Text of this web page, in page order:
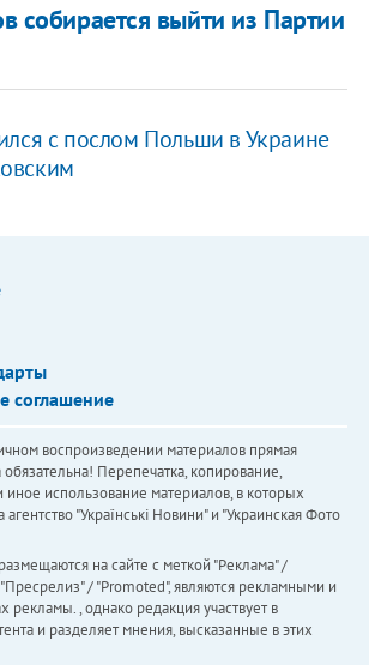
собирается выйти из Партии
с послом Польши в Украине
соглашение
воспроизведении материалов прямая
Перепечатка, копирование,
использование материалов, в которых
"Українськi Новини" и "Украинская Фото
на сайте с меткой "Реклама" /
/ "Promoted", являются рекламными и
рекламы. , однако редакция участвует в
и разделяет мнения, высказанные в этих